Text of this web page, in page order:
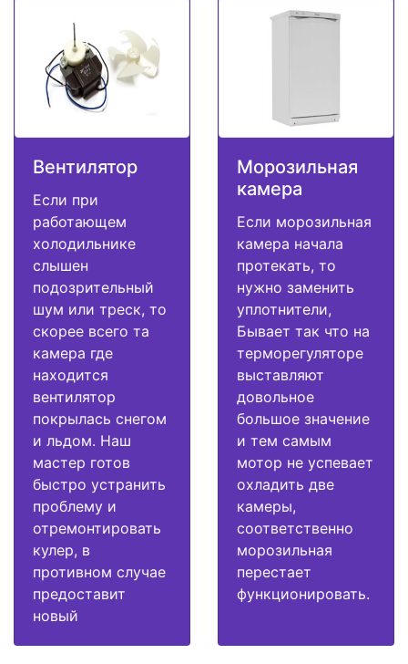
Вентилятор
Если при
работающем
холодильнике
слышен
подозрительный
шум или треск, то
скорее всего та
камера где
находится
вентилятор
покрылась снегом
и льдом. Наш
мастер готов
быстро устранить
проблему и
отремонтировать
кулер, в
противном случае
предоставит
новый
Морозильная
камера
Если морозильная
камера начала
протекать, то
нужно заменить
уплотнители,
Бывает так что на
терморегуляторе
выставляют
довольное
большое значение
и тем самым
мотор не успевает
охладить две
камеры,
соответственно
морозильная
перестает
функционировать.